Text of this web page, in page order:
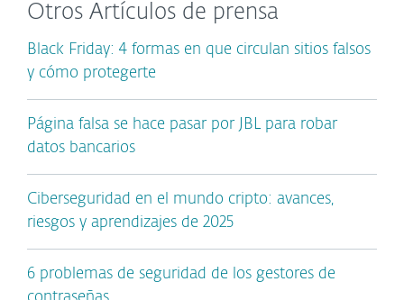
Otros Artículos de prensa
Black Friday: 4 formas en que circulan sitios falsos
y cómo protegerte
Página falsa se hace pasar por JBL para robar
datos bancarios
Ciberseguridad en el mundo cripto: avances,
riesgos y aprendizajes de 2025
6 problemas de seguridad de los gestores de